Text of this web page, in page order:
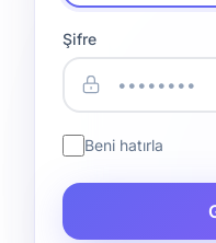
Şifre
Beni hatırla